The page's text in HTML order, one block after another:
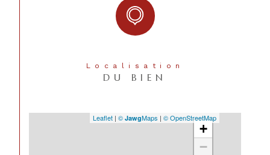
Localisation
DU BIEN
+
−
Leaflet | © JawgMaps | © OpenStreetMap